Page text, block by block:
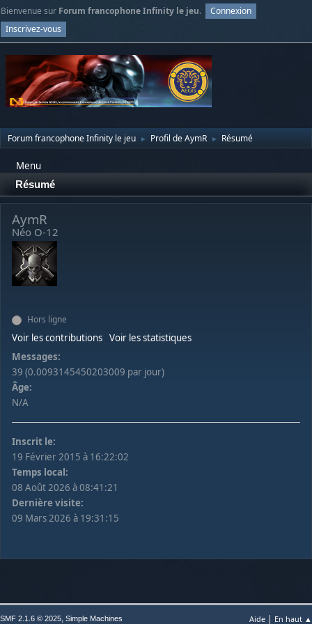
Bienvenue sur Forum francophone Infinity le jeu.
Connexion
Inscrivez-vous
Forum francophone Infinity le jeu ► Profil de AymR ► Résumé
Menu
Résumé
AymR
Néo O-12
Hors ligne
Voir les contributions Voir les statistiques
Messages:
39 (0.0093145450203009 par jour)
Âge:
N/A
Inscrit le:
19 Février 2015 à 16:22:02
Temps local:
08 Août 2026 à 08:41:21
Dernière visite:
09 Mars 2026 à 19:31:15
Aide En haut ▲
SMF 2.1.6 © 2025, Simple Machines